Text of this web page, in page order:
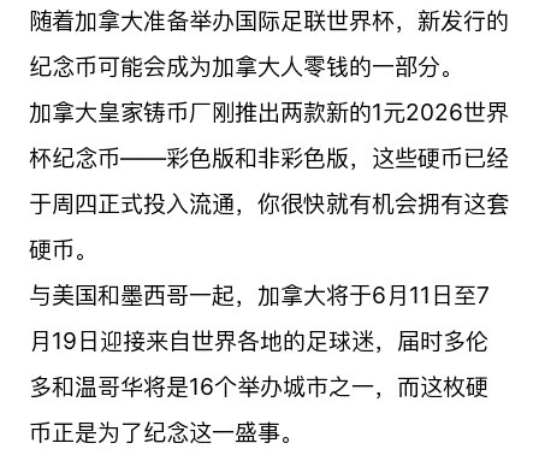
随着加拿大准备举办国际足联世界杯，新发行的
纪念币可能会成为加拿大人零钱的一部分。
加拿大皇家铸币厂刚推出两款新的1元2026世界
杯纪念币——彩色版和非彩色版，这些硬币已经
于周四正式投入流通，你很快就有机会拥有这套
硬币。
与美国和墨西哥一起，加拿大将于6月11日至7
月19日迎接来自世界各地的足球迷，届时多伦
多和温哥华将是16个举办城市之一，而这枚硬
币正是为了纪念这一盛事。